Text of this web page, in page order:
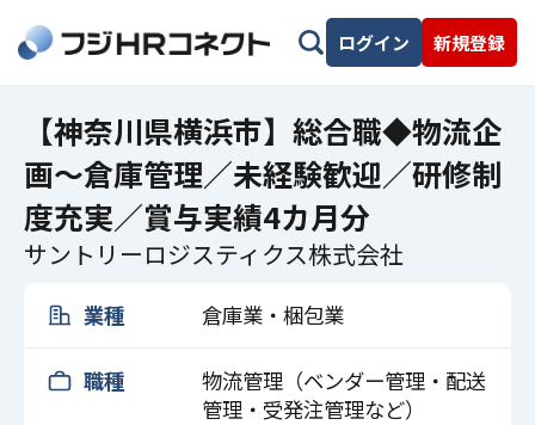
ログイン 新規登録
【神奈川県横浜市】総合職◆物流企
画～倉庫管理／未経験歓迎／研修制
度充実／賞与実績4カ月分
サントリーロジスティクス株式会社
業種 倉庫業・梱包業
職種
物流管理（ベンダー管理・配送
管理・受発注管理など）